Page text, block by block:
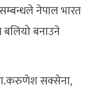
नेपाल भारत
बनाउने
सक्सेना,